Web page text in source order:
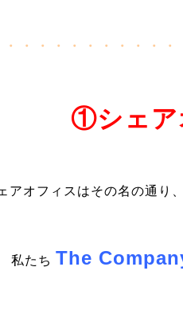
・・・・・・・・・
①シェア
アオフィスはその名の通り
私たち The